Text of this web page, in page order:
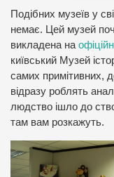
Подібних музеїв у
немає. Цей музей
викладена на
київський Музей
самих примітивних,
відразу роблять
людство ішло до
там вам розкажуть.